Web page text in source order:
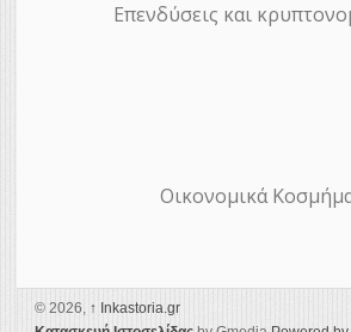
Επενδύσεις και
Οικονομικά
© 2026, ↑ Ιnkastoria.gr